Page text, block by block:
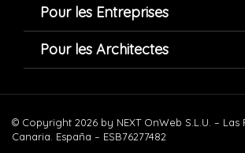
Pour les Entreprises
Pour les Architectes
© Copyright 2026 by NEXT OnWeb S.L.U. – Las
Canaria. España – ESB76277482